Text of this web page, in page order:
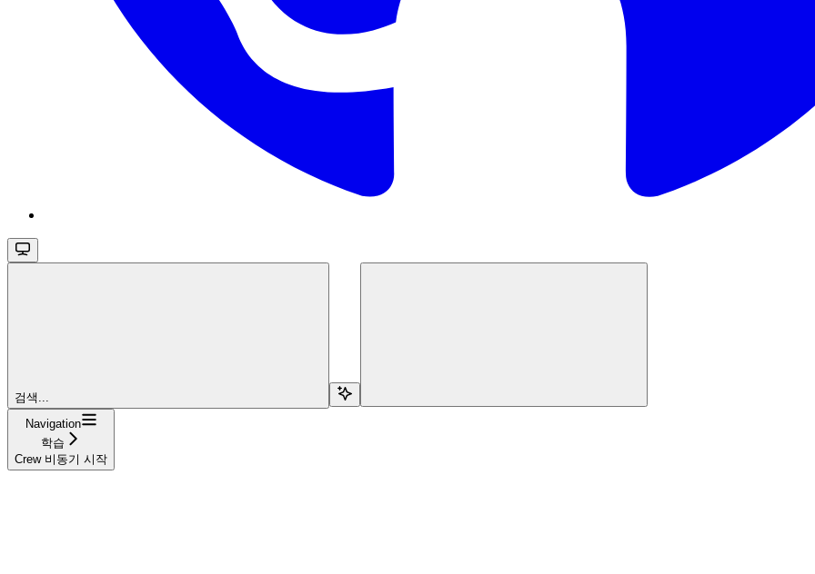
검색...
Navigation
학습
Crew 비동기 시작